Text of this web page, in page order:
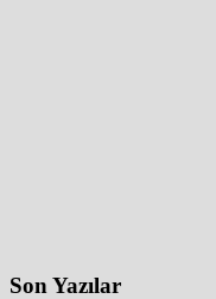
Son Yazılar